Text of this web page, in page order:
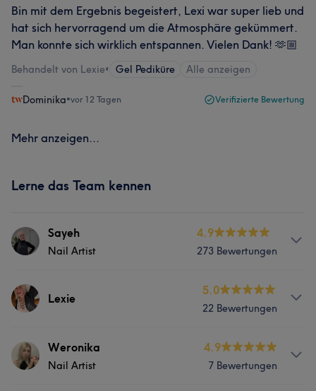
Bin mit dem Ergebnis begeistert, Lexi war super lieb und
hat sich hervorragend um die Atmosphäre gekümmert.
Man konnte sich wirklich entspannen. Vielen Dank! 🫶🏼
Behandelt von Lexie• Gel Pediküre Alle anzeigen
Dominika•vor 12 Tagen Verifizierte Bewertung
Mehr anzeigen...
Lerne das Team kennen
Sayeh
Nail Artist
4.9
273 Bewertungen
Info
Hi, ich bin Sayeh! Seit mehreren Jahren bin ich in der
dafür entdeckt. Ursprünglich gelernte
Krankenschwester, hat mich meine Leidenschaft zum
Lexie
5.0
22 Bewertungen
ServicesWeronika
Nail Artist
4.9
7 Bewertungen